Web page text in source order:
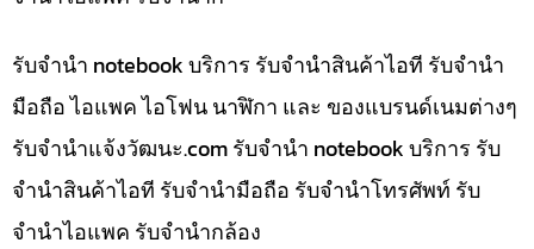
รับจำนำ notebook บริการ รับจำนำสินค้าไอที รับจำนำ
มือถือ ไอแพค ไอโฟน นาฬิกา และ ของแบรนด์เนมต่างๆ
รับจํานําแจ้งวัฒนะ.com รับจำนำ notebook บริการ รับ
จำนำสินค้าไอที รับจำนำมือถือ รับจำนำโทรศัพท์ รับ
จำนำไอแพค รับจำนำกล้อง